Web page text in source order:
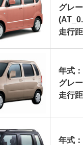
グレ
走行
年式
グレ
走行
年式